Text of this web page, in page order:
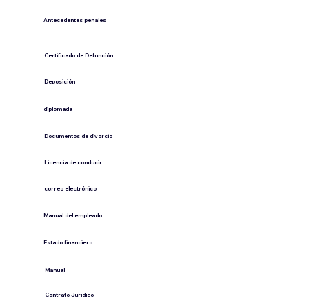
Antecedentes penales
​Certificado de Defunción
​Deposición
diplomada
Documentos de divorcio
Licencia de conducir
​correo electrónico
Manual del empleado
Estado financiero
​Manual
​Contrato Jurídico